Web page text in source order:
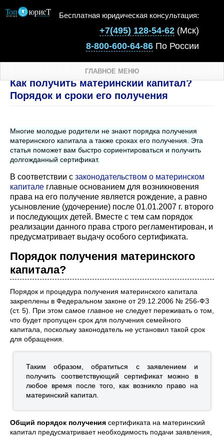
Бесплатная юридическая консультация:
+7(495) 128-54-62 (Мск)
8-800-600-64-86 По России
ГЛАВНОЕ МЕНЮ
Как получить материнский капитал?
Порядок и сроки его получения
Многие молодые родители не знают порядка получения
материнского капитала а также сроках его получения. Эта
статья поможет вам быстро сориентироваться и получить
долгожданный сертификат.
В соответствии с законодательством о материнском
капитале главные основанием для возникновения
права на его получение является рождение, а равно
усыновление (удочерение) после 01.01.2007 г. второго
и последующих детей. Вместе с тем сам порядок
реализации данного права строго регламентирован, и
предусматривает выдачу особого сертификата.
Порядок получения материнского
капитала?
Порядок и процедура получения материнского капитала
закреплены в Федеральном законе от 29.12.2006 № 256-ФЗ
(ст. 5). При этом самое главное не следует переживать о том,
что будет пропущен срок для получения семейного
капитала, поскольку законодатель не установил такой срок
для обращения.
Таким образом, обратиться с заявлением и
получить соответствующий сертификат можно в
любое время после того, как возникло право на
материнский капитал.
Общий порядок получения сертификата на материнский
капитал предусматривает необходимость подачи заявления,